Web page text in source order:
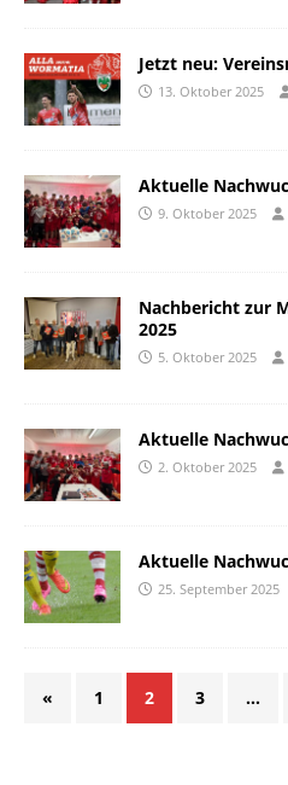
Jetzt neu:
13. Oktober 2025
Aktuelle
9. Oktober 2025
Nachbericht zur
2025
5. Oktober 2025
Aktuelle
2. Oktober 2025
Aktuelle
25. September 2025
« 1 2 3 …